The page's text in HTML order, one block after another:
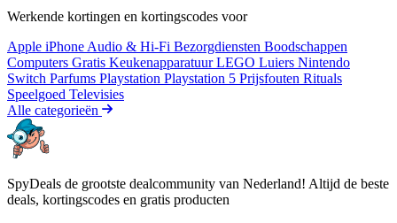
Werkende kortingen en kortingscodes voor
Apple iPhone Audio & Hi-Fi Bezorgdiensten Boodschappen
Computers Gratis KeukenapparatuurLEGO Luiers Nintendo
Switch Parfums Playstation Playstation 5 Prijsfouten Rituals
Speelgoed Televisies
Alle categorieën
SpyDeals de grootste dealcommunity van Nederland! Altijd de beste
deals, kortingscodes en gratis producten